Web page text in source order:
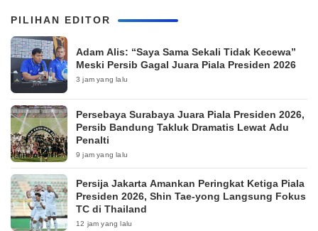
PILIHAN EDITOR
Adam Alis: “Saya Sama Sekali Tidak Kecewa”
Meski Persib Gagal Juara Piala Presiden 2026
3 jam yang lalu
Persebaya Surabaya Juara Piala Presiden 2026,
Persib Bandung Takluk Dramatis Lewat Adu
Penalti
9 jam yang lalu
Persija Jakarta Amankan Peringkat Ketiga Piala
Presiden 2026, Shin Tae-yong Langsung Fokus
TC di Thailand
12 jam yang lalu